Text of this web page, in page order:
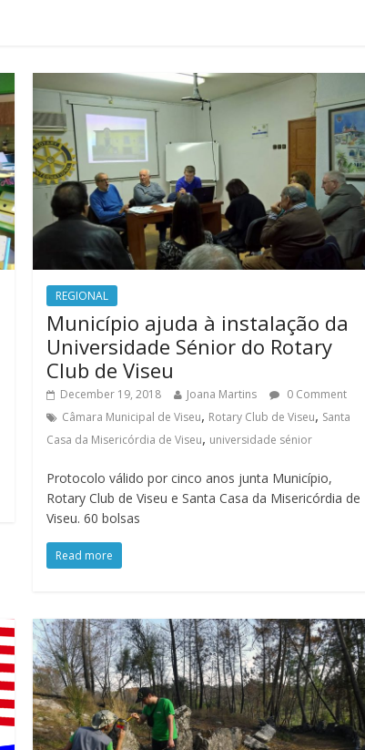
REGIONAL
Município ajuda à instalação da
Universidade Sénior do Rotary
Club de Viseu
December 19, 2018 Joana Martins
0 Comment
Câmara Municipal de Viseu, Rotary Club de Viseu, Santa
Casa da Misericórdia de Viseu, universidade sénior
Protocolo válido por cinco anos junta Município,
Rotary Club de Viseu e Santa Casa da Misericórdia de
Viseu. 60 bolsas
Read more